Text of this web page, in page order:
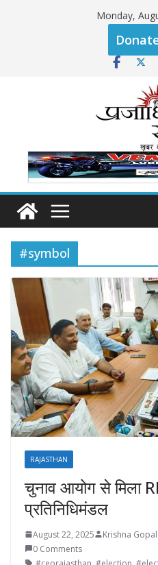
Monday,
#symbol
RAJASTHAN
चुनाव आयोग से मिला
प्रतिनिधिमंडल
August 22, 2025 Krishna
0 Comments